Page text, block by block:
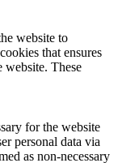
website to
that ensures
website. These
for the website
personal data via
as non-necessary